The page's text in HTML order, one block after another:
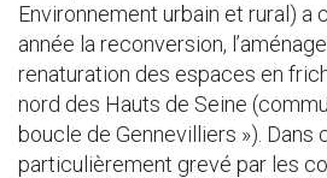
Environnement urbain et rural) a
année la reconversion,
renaturation des espaces en
nord des Hauts de Seine
boucle de Gennevilliers ») .
particulièrement grevé par les